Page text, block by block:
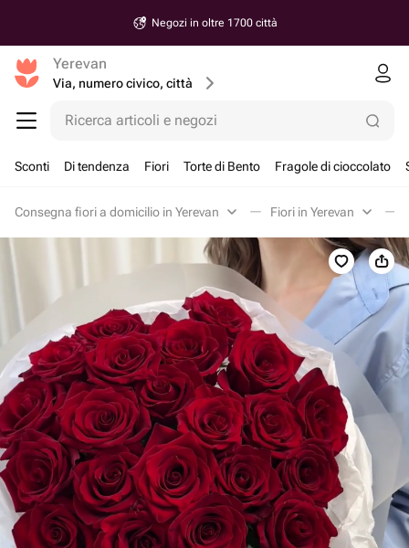
Negozi in oltre 1700 città
Yerevan
Via, numero civico, città
Ricerca articoli e negozi
Sconti Di tendenza Fiori Torte di Bento Fragole di cioccolato
Consegna fiori a domicilio in Yerevan Fiori in Yerevan